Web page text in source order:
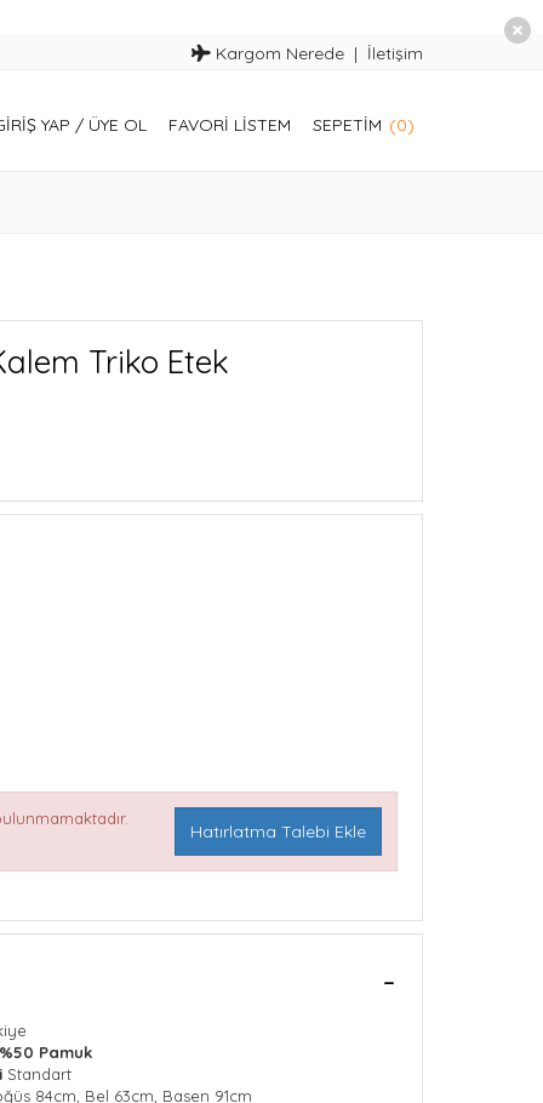
Kargom Nerede İletişim
YAP / ÜYE OL FAVORI LISTEM SEPETIM (0)
Triko Etek
Hatırlatma Talebi Ekle
Pamuk
Standart
84cm, Bel 63cm, Basen 91cm